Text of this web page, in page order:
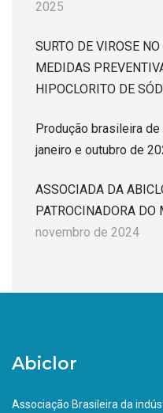
2025
SURTO DE VIROSE
MEDIDAS
HIPOCLORITO DE
Produção brasileira
janeiro e outubro de
ASSOCIADA DA
PATROCINADORA DO
novembro de 2024
Abiclor
Associação Brasileira da